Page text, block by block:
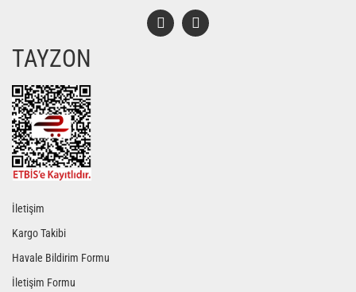
TAYZON
İletişim
Kargo Takibi
Havale Bildirim Formu
İletişim Formu